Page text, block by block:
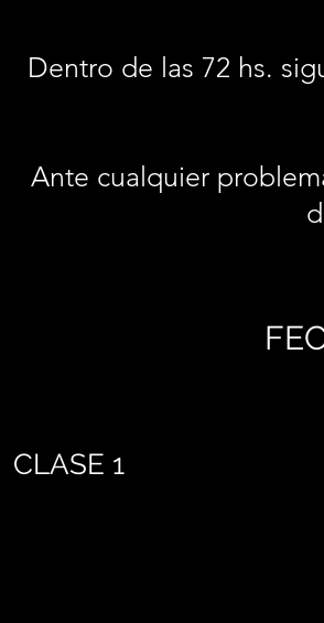
Dentro de las 72 hs.
Ante cualquier
CLASE 1